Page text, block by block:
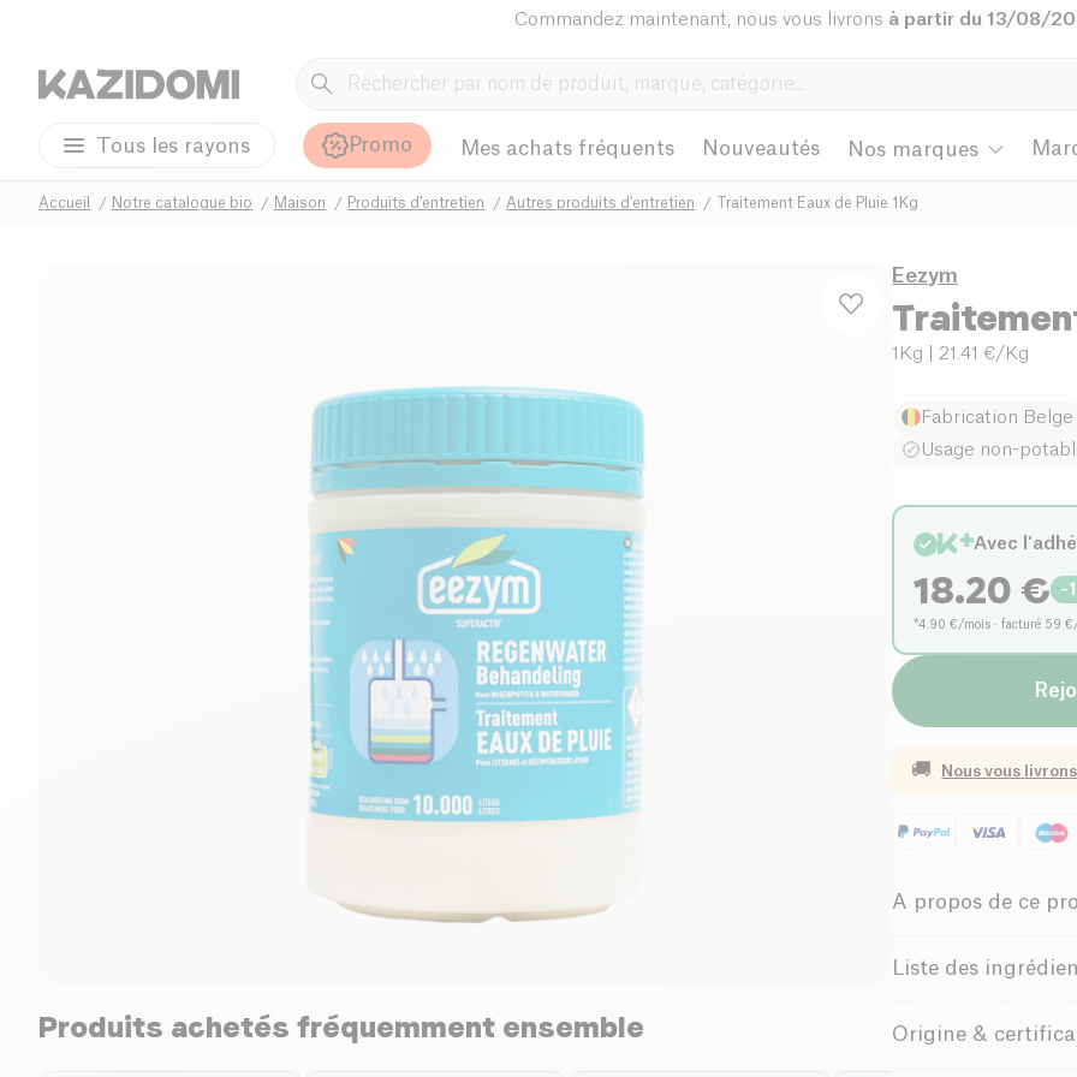
Commandez maintenant, nous vous livrons à partir du 13/08/
Tous les rayons Promo Mes achats fréquents Nouveautés Nos marques
Accueil Notre catalogue bio Maison Produits d’entretien Autres produits d'entretien Traitement Eaux de Pluie 1Kg
Produits achetés fréquemment ensemble
Eezym
1Kg | 21.41 €/Kg
Fabrication Belge
Usage non-
Avec
18.20 € -
*4.90 €/mois · facturé 59
🚚 Nous vous
A propos de ce
pour entretenir
les mauvaises
Liste des
Origine &